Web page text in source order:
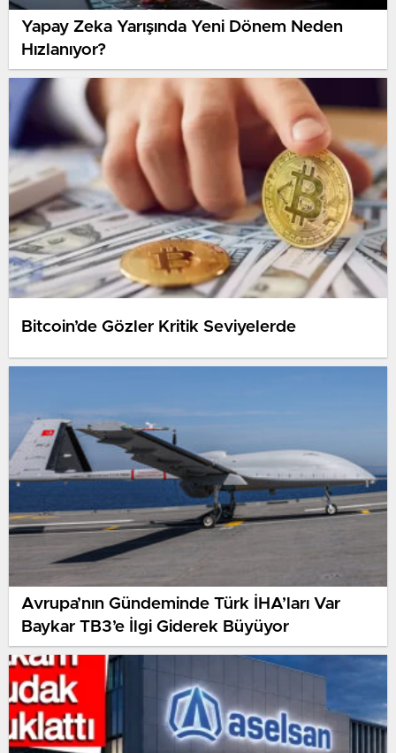
Yapay Zeka Yarışında Yeni Dönem Neden
Hızlanıyor?
Bitcoin’de Gözler Kritik Seviyelerde
Avrupa’nın Gündeminde Türk İHA’ları Var
Baykar TB3’e İlgi Giderek Büyüyor